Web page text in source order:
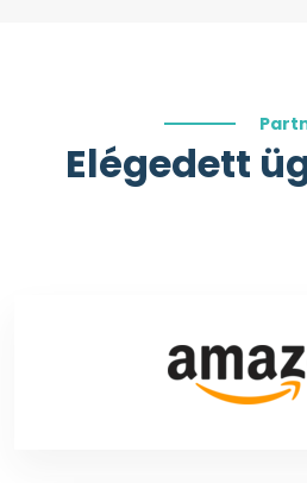
Elégedett